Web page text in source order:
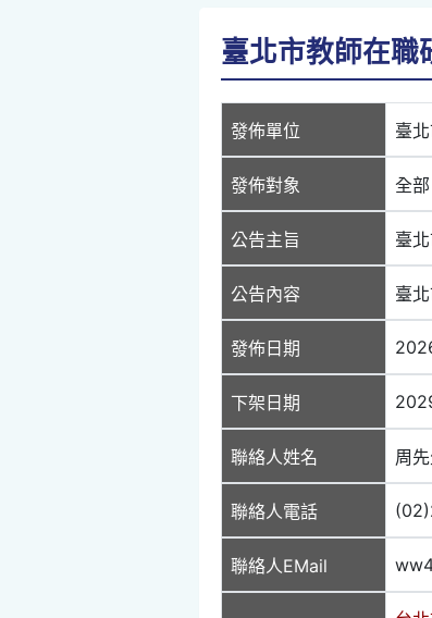
臺北市教師在職
發佈單位 臺
發佈對象 全部
公告主旨 臺
公告內容 臺
發佈日期
下架日期
聯絡人姓名 周
聯絡人電話
聯絡人EMail